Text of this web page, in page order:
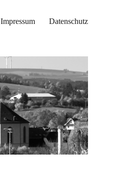
Impressum Datenschutz